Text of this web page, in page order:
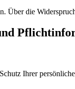
Über die
Ihrer